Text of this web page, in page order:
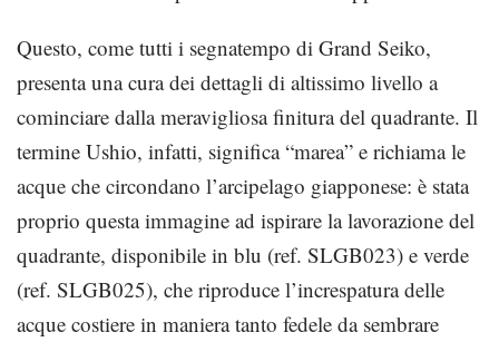
Questo, come tutti i segnatempo di Grand Seiko,
presenta una cura dei dettagli di altissimo livello a
cominciare dalla meravigliosa finitura del quadrante. Il
termine Ushio, infatti, significa “marea” e richiama le
acque che circondano l’arcipelago giapponese: è stata
proprio questa immagine ad ispirare la lavorazione del
quadrante, disponibile in blu (ref. SLGB023) e verde
(ref. SLGB025), che riproduce l’increspatura delle
acque costiere in maniera tanto fedele da sembrare